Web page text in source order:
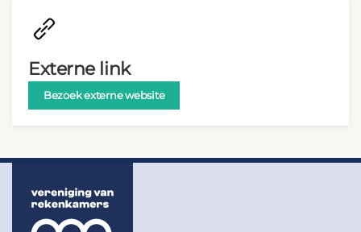
Externe link
Bezoek externe website